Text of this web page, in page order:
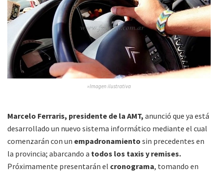
»Imagen ilustrativa
Marcelo Ferraris, presidente de la AMT, anunció que ya está
desarrollado un nuevo sistema informático mediante el cual
comenzarán con un empadronamiento sin precedentes en
la provincia; abarcando a todos los taxis y remises.
Próximamente presentarán el cronograma, tomando en